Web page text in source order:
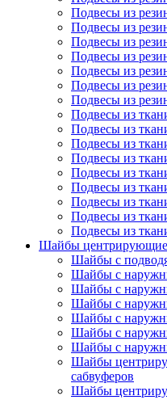
Подвесы из
Подвесы из
Подвесы из
Подвесы из
Подвесы из
Подвесы из
Подвесы из
Подвесы из
Подвесы из
Подвесы из
Подвесы из
Подвесы из
Подвесы из
Подвесы из
Подвесы из
Подвесы из
Шайбы центрирующие
Шайбы с
Шайбы с
Шайбы с
Шайбы с
Шайбы с
Шайбы с
Шайбы с
Шайбы
сабвуферов
Шайбы